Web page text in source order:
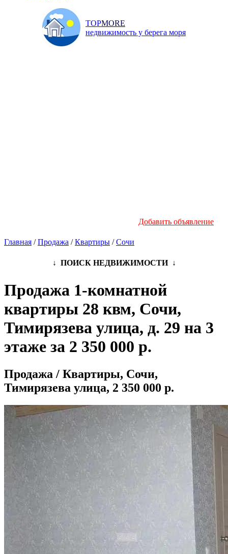
TOPMORE
недвижимость у берега моря
Добавить объявление
Главная /Продажа /Квартиры /Сочи
↓ ПОИСК НЕДВИЖИМОСТИ ↓
Продажа 1-комнатной
квартиры 28 квм, Сочи,
Тимирязева улица, д. 29 на 3
этаже за 2 350 000 р.
Продажа / Квартиры, Сочи,
Тимирязева улица, 2 350 000 р.